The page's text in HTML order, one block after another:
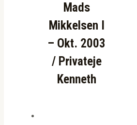
Mads
Mikkelsen I
– Okt. 2003
/ Privateje
Kenneth